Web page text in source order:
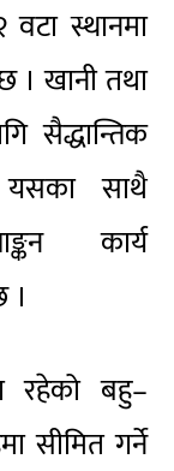
स्थानमा
। खानी तथा
सैद्धान्तिक
साथै
कार्य
।
रहेको बहु–
सीमित गर्ने